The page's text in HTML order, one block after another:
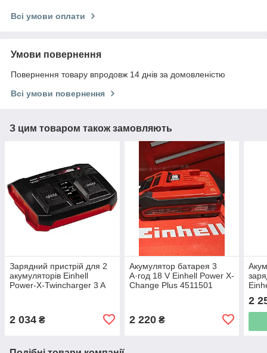
Всі умови оплати
Умови повернення
Повернення товару впродовж 14 днів за домовленістю
Всі умови повернення
З цим товаром також замовляють
Зарядний пристрій для 2
акумуляторів Einhell
Power-X-Twincharger 3 A
2 034 ₴
Акумулятор батарея 3
А·год 18 V Einhell Power X-
Change Plus 4511501
2 220₴
2